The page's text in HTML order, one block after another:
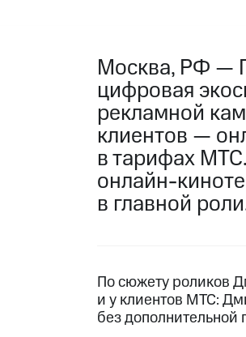
Москва, РФ —
цифровая
рекламной
клиентов —
в тарифах
онлайн-
в главной
По сюжету роликов
и у клиентов МТС:
без дополнительной